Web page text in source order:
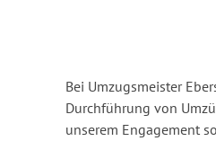
Bei Umzugsmeister
Durchführung von
unserem Engagement